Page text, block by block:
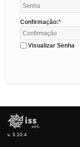
Confirmação:
Visualizar Senha
v. 3.10.4